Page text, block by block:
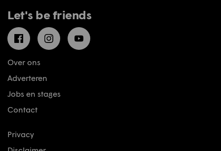
Let's be friends
FacebookInstagramYouTube
Over ons
Adverteren
Jobs en stages
Contact
Privacy